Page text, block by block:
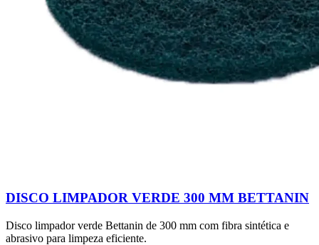
DISCO LIMPADOR VERDE 300 MM BETTANIN
Disco limpador verde Bettanin de 300 mm com fibra sintética e
abrasivo para limpeza eficiente.